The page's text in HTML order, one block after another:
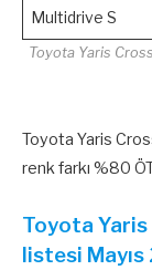
Multidrive S
Toyota Yaris
Toyota Yaris
renk farkı %80
Toyota
listesi